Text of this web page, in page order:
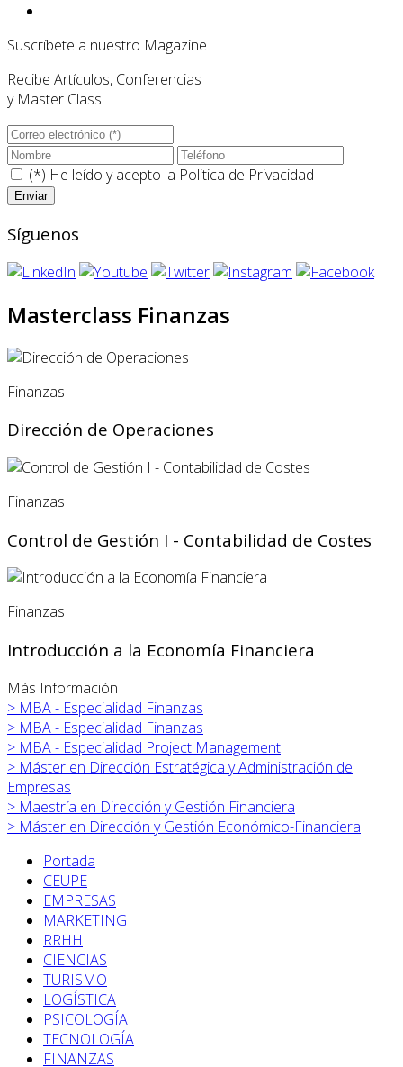
Suscríbete a nuestro Magazine
Recibe Artículos, Conferencias
y Master Class
(*) He leído y acepto la Politica de Privacidad
Síguenos
Masterclass Finanzas
Finanzas
Dirección de Operaciones
Finanzas
Control de Gestión I - Contabilidad de Costes
Finanzas
Introducción a la Economía Financiera
Más Información
> MBA - Especialidad Finanzas
> MBA - Especialidad Finanzas
> MBA - Especialidad Project Management
> Máster en Dirección Estratégica y Administración de
Empresas
> Maestría en Dirección y Gestión Financiera
> Máster en Dirección y Gestión Económico-Financiera
Portada
CEUPE
EMPRESAS
MARKETING
RRHH
CIENCIAS
TURISMO
LOGÍSTICA
PSICOLOGÍA
TECNOLOGÍA
FINANZAS